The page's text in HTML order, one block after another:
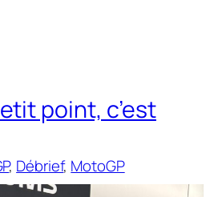
point, c’est
, Débrief, MotoGP